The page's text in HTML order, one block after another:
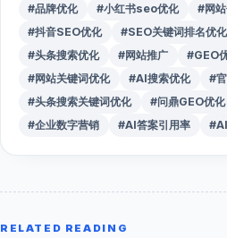
#品牌优化
#小红书seo优化 #网
#抖音SEO优化
#SEO关键词排名优化
#头条搜索优化
#网站推广 #GEO
#网站关键词优化
#AI搜索优化
#
#头条搜索关键词优化
#问鼎GEO优化
#企业数字营销
#AI答案引用率
RELATED READING